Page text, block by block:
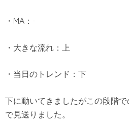
・MA：-
・大きな流れ：上
・当日のトレンド：下
下に動いてきましたがこの段階
で見送りました。